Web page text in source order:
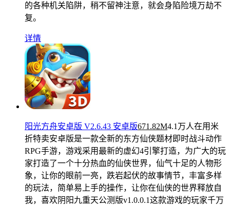
的各种机关陷阱，稍不留神注意，就会身陷险境万劫不
复。
详情
阳光方舟安卓版 V2.6.43 安卓版671.82M4.1万人在用 米
折特卖安卓版是一款全新的东方仙侠题材即时战斗动作
RPG手游，游戏采用最新的虚幻4引擎打造，为广大的玩
家打造了一个十分热血的仙侠世界，仙气十足的人物形
象，让你的眼前一亮，跌岩起伏的故事情节，丰富多样
的玩法，简单易上手的操作，让你在仙侠的世界释放自
我，喜欢阴阳九重天公测版v1.0.0.1这款游戏的玩家千万